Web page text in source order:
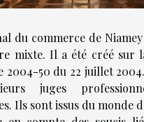
du commerce de
mixte. Il a été créé sur
2004-50 du 22 juillet
juges
Ils sont issus du monde